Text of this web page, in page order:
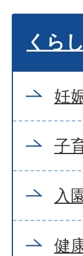
くら
妊
子
入
健